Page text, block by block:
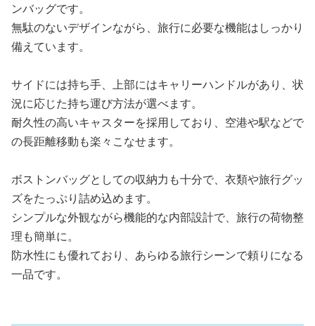
ンバッグです。
無駄のないデザインながら、旅行に必要な機能はしっかり
備えています。
サイドには持ち手、上部にはキャリーハンドルがあり、状
況に応じた持ち運び方法が選べます。
耐久性の高いキャスターを採用しており、空港や駅などで
の長距離移動も楽々こなせます。
ボストンバッグとしての収納力も十分で、衣類や旅行グッ
ズをたっぷり詰め込めます。
シンプルな外観ながら機能的な内部設計で、旅行の荷物整
理も簡単に。
防水性にも優れており、あらゆる旅行シーンで頼りになる
一品です。